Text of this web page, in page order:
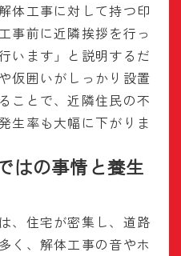
体工事に対して持つ印
事前に近隣挨拶を行っ
います」と説明するだ
仮囲いがしっかり設置
ことで、近隣住民の不
生率も大幅に下がりま
はの事情と養生
、住宅が密集し、道路
く、解体工事の音やホ